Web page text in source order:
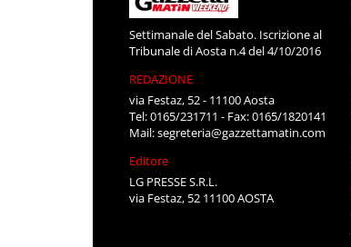
Settimanale del Sabato. Iscrizione al
Tribunale di Aosta n.4 del 4/10/2016
REDAZIONE
via Festaz, 52 - 11100 Aosta
Tel: 0165/231711 - Fax: 0165/1820141
Mail:segreteria@gazzettamatin.com
Editore
LG PRESSE S.R.L.
via Festaz, 52 11100 AOSTA